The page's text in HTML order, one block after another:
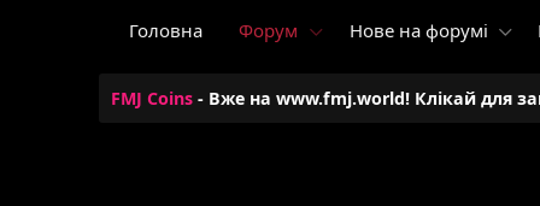
Головна Форум Нове на форумі
FMJ Coins - Вже на www.fmj.world! Клікай для